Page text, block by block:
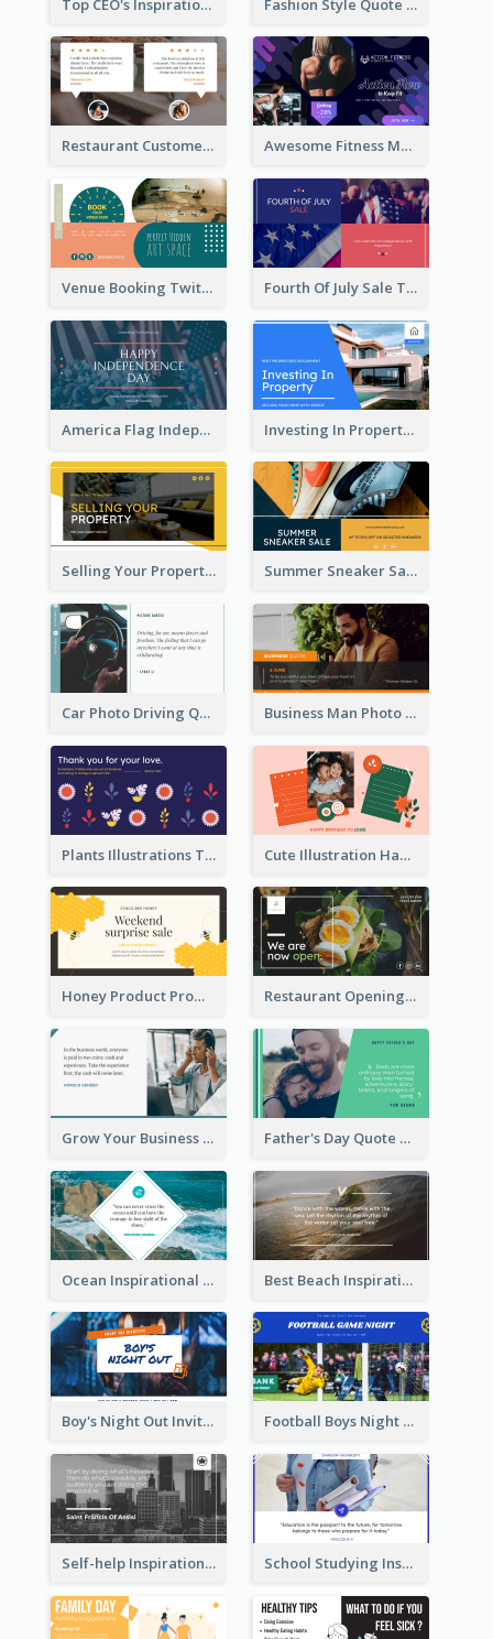
Restaurant Customer Review Twitter Post Awesome Fitness Member Discount Twitter Post Design
Venue Booking Twitter Post Design Fourth Of July Sale Twitter Post
America Flag Independence Day Twitter Post Investing In Property Real Estate Twitter Post
Selling Your Property Real Estate Twitter Post Summer Sneaker Sale Twitter Post
Car Photo Driving Quote Twitter Post Business Man Photo Business Quote Twitter Post
Plants Illustrations Thank You Twitter Post Cute Illustration Happy Birthday Twitter Post
Honey Product Promotion Twitter Post Restaurant Opening Promotion Twitter Post
Grow Your Business Quote Twitter Post Father's Day Quote Twitter Post
Ocean Inspirational Quote Twitter Post Best Beach Inspirational Quote Twitter Post
Boy's Night Out Invitation Twitter Post Football Boys Night Out Twitter Post
Self-help Inspirational Quote Of Today Twitter Post School Studying Inspirational Quote Twitter Post